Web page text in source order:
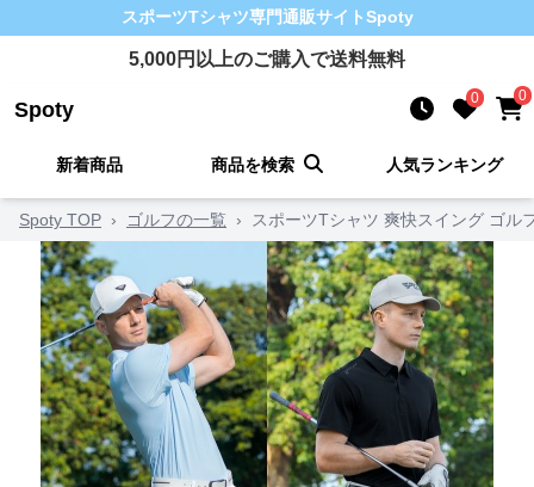
スポーツTシャツ専門通販サイトSpoty
5,000円以上のご購入で送料無料
Spoty 0 0
新着商品 商品を検索 人気ランキング
Spoty TOP › ゴルフの一覧 › スポーツTシャツ 爽快スイング ゴル